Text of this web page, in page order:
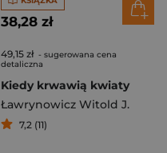
38,28 zł
49,15 zł - sugerowana cena
detaliczna
Kiedy krwawią kwiaty
Ławrynowicz Witold J.
7,2 (11)